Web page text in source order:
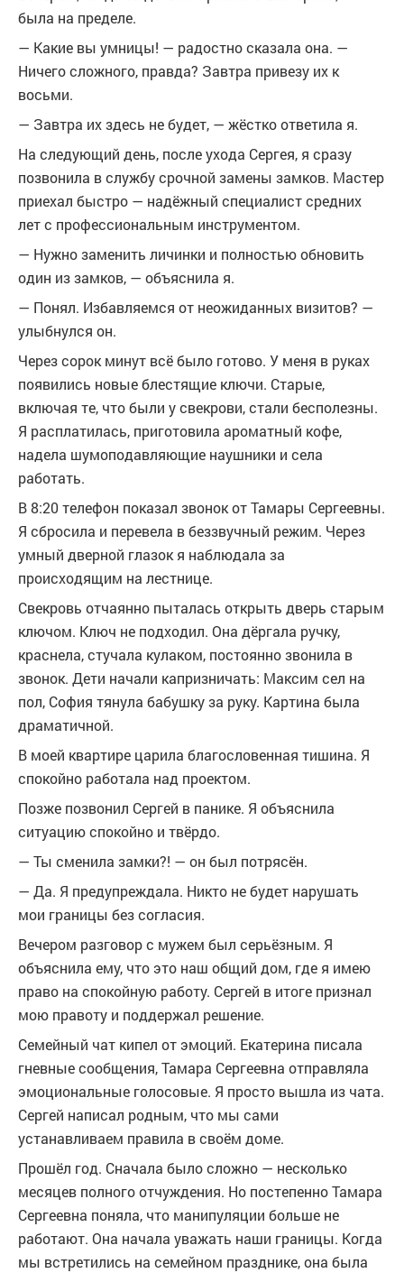
была на пределе.
— Какие вы умницы! — радостно сказала она. —
Ничего сложного, правда? Завтра привезу их к
восьми.
— Завтра их здесь не будет, — жёстко ответила я.
На следующий день, после ухода Сергея, я сразу
позвонила в службу срочной замены замков. Мастер
приехал быстро — надёжный специалист средних
лет с профессиональным инструментом.
— Нужно заменить личинки и полностью обновить
один из замков, — объяснила я.
— Понял. Избавляемся от неожиданных визитов? —
улыбнулся он.
Через сорок минут всё было готово. У меня в руках
появились новые блестящие ключи. Старые,
включая те, что были у свекрови, стали бесполезны.
Я расплатилась, приготовила ароматный кофе,
надела шумоподавляющие наушники и села
работать.
В 8:20 телефон показал звонок от Тамары Сергеевны.
Я сбросила и перевела в беззвучный режим. Через
умный дверной глазок я наблюдала за
происходящим на лестнице.
Свекровь отчаянно пыталась открыть дверь старым
ключом. Ключ не подходил. Она дёргала ручку,
краснела, стучала кулаком, постоянно звонила в
звонок. Дети начали капризничать: Максим сел на
пол, София тянула бабушку за руку. Картина была
драматичной.
В моей квартире царила благословенная тишина. Я
спокойно работала над проектом.
Позже позвонил Сергей в панике. Я объяснила
ситуацию спокойно и твёрдо.
— Ты сменила замки?! — он был потрясён.
— Да. Я предупреждала. Никто не будет нарушать
мои границы без согласия.
Вечером разговор с мужем был серьёзным. Я
объяснила ему, что это наш общий дом, где я имею
право на спокойную работу. Сергей в итоге признал
мою правоту и поддержал решение.
Семейный чат кипел от эмоций. Екатерина писала
гневные сообщения, Тамара Сергеевна отправляла
эмоциональные голосовые. Я просто вышла из чата.
Сергей написал родным, что мы сами
устанавливаем правила в своём доме.
Прошёл год. Сначала было сложно — несколько
месяцев полного отчуждения. Но постепенно Тамара
Сергеевна поняла, что манипуляции больше не
работают. Она начала уважать наши границы. Когда
мы встретились на семейном празднике, она была